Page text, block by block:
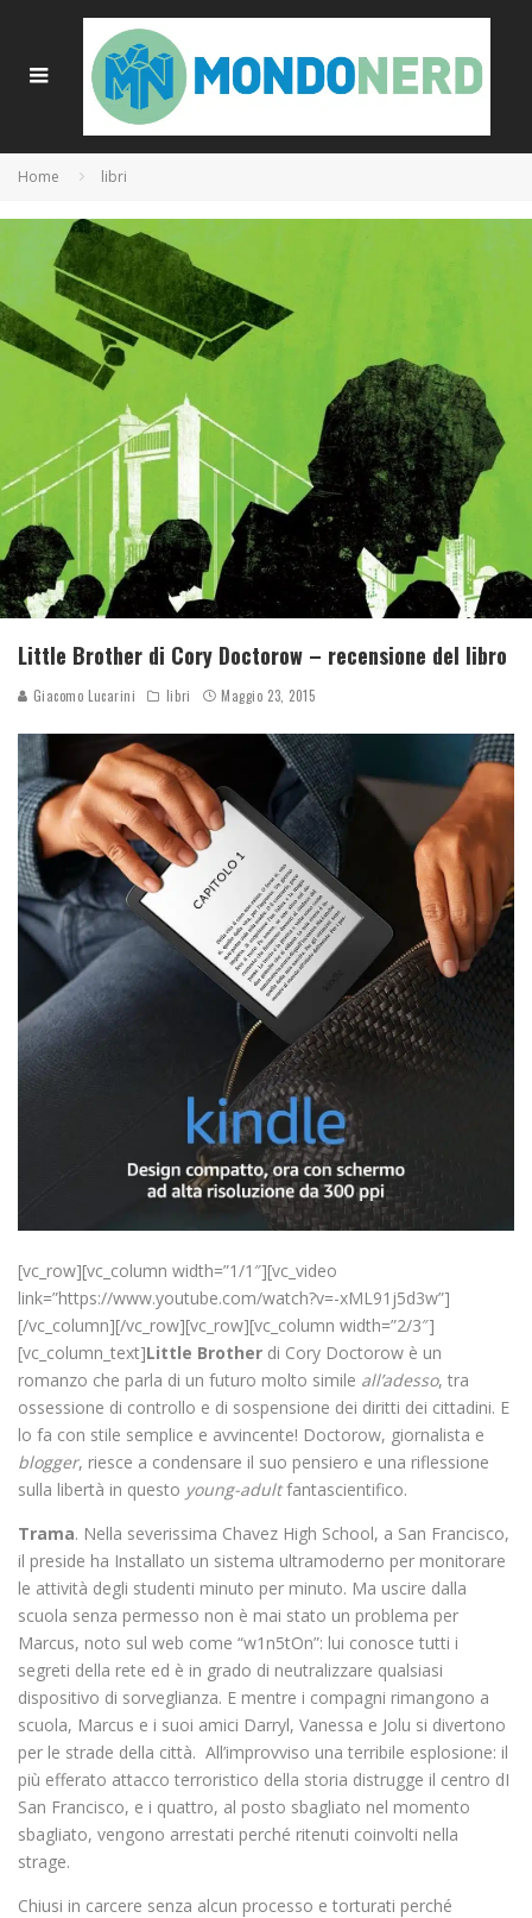
Home libri
Little Brother di Cory Doctorow – recensione del libro
Giacomo Lucarini libri Maggio 23, 2015
[vc_row][vc_column width=”1/1″][vc_video
link=”https://www.youtube.com/watch?v=-xML91j5d3w”]
[/vc_column][/vc_row][vc_row][vc_column width=”2/3″]
[vc_column_text]Little Brother di Cory Doctorow è un
romanzo che parla di un futuro molto simile all’adesso, tra
ossessione di controllo e di sospensione dei diritti dei cittadini. E
lo fa con stile semplice e avvincente! Doctorow, giornalista e
blogger, riesce a condensare il suo pensiero e una riflessione
sulla libertà in questo young-adultfantascientifico.
Trama. Nella severissima Chavez High School, a San Francisco,
il preside ha Installato un sistema ultramoderno per monitorare
le attività degli studenti minuto per minuto. Ma uscire dalla
scuola senza permesso non è mai stato un problema per
Marcus, noto sul web come “w1n5tOn”: lui conosce tutti i
segreti della rete ed è in grado di neutralizzare qualsiasi
dispositivo di sorveglianza. E mentre i compagni rimangono a
scuola, Marcus e i suoi amici Darryl, Vanessa e Jolu si divertono
per le strade della città. All’improvviso una terribile esplosione: il
più efferato attacco terroristico della storia distrugge il centro dI
San Francisco, e i quattro, al posto sbagliato nel momento
sbagliato, vengono arrestati perché ritenuti coinvolti nella
strage.
Chiusi in carcere senza alcun processo e torturati perché